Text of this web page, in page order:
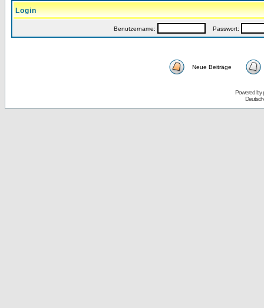
Login
Benutzername: Passwort:
Neue Beiträge
Powered by